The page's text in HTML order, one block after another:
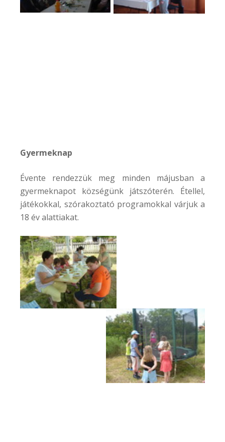
Gyermeknap
Évente rendezzük meg minden májusban a
gyermeknapot községünk játszóterén. Étellel,
játékokkal, szórakoztató programokkal várjuk a
18 év alattiakat.